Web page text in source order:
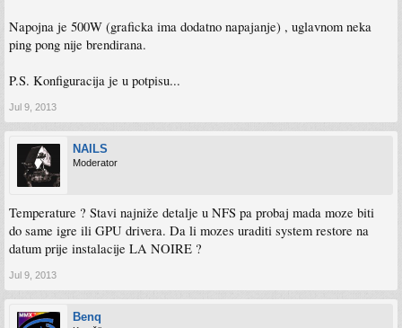
Napojna je 500W (graficka ima dodatno napajanje) , uglavnom neka
ping pong nije brendirana.
P.S. Konfiguracija je u potpisu...
Jul 9, 2013
NAILS
Moderator
Temperature ? Stavi najniže detalje u NFS pa probaj mada moze biti
do same igre ili GPU drivera. Da li mozes uraditi system restore na
datum prije instalacije LA NOIRE ?
Jul 9, 2013
Benq